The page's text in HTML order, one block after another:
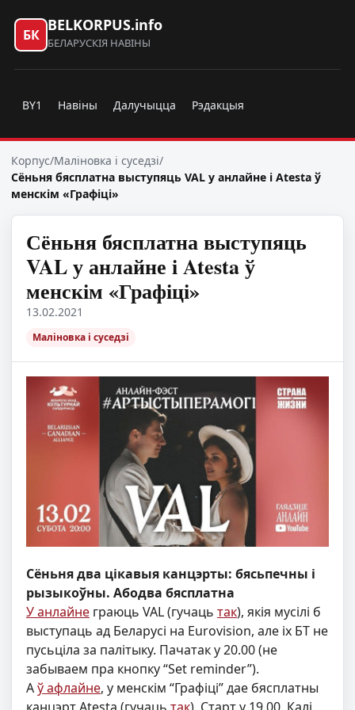
БК
BELKORPUS.info
БЕЛАРУСКІЯ НАВІНЫ
BY1 Навіны Далучыцца Рэдакцыя
Корпус/Маліновка і суседзі/
Сёньня бясплатна выступяць VAL у анлайне і Atesta ў
менскім «Графіці»
Сёньня бясплатна выступяць
VAL у анлайне і Atesta ў
менскім «Графіці»
13.02.2021
Маліновка і суседзі
Сёньня два цікавыя канцэрты: бясьпечны і
рызыкоўны. Абодва бясплатна
У анлайне граюць VAL (гучаць так), якія мусілі б
выступаць ад Беларусі на Eurovision, але іх БТ не
пусьціла за палітыку. Пачатак у 20.00 (не
забываем пра кнопку “Set reminder”).
Аў афлайне, у менскім “Графіці” дае бясплатны